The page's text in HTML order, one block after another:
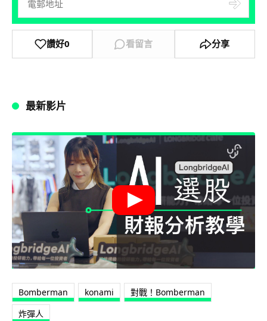
讚好0 看留言 分享
最新影片
Bomberman konami
對戰！Bomberman
炸彈人